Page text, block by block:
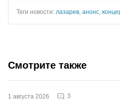
Теги новости: лазарев анонс
Смотрите также
1 августа 2026 3